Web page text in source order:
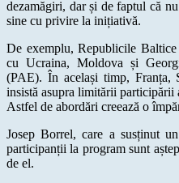
dezamăgiri, dar și de faptul că
sine cu privire la inițiativă.
De exemplu, Republicile Baltice
cu Ucraina, Moldova și
(PAE). În același timp, Franța,
insistă asupra limitării participării
Astfel de abordări creează o
Josep Borrel, care a susținut
participanții la program sunt
de el.